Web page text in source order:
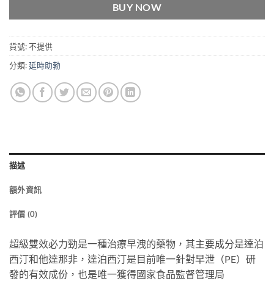
BUY NOW
貨號:不提供
分類:延時助勃
描述
額外資訊
評價 (0)
超級雙效必力勁是一種治療早洩的藥物，其主要成分是達泊
西汀和他達那非，達泊西汀是目前唯一針對早泄（PE）研
發的有效成份，也是唯一獲得國家食品監督管理局